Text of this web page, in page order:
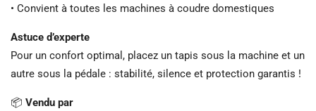
• Convient à toutes les machines à coudre domestiques
Astuce d’experte
Pour un confort optimal, placez un tapis sous la machine et un
autre sous la pédale : stabilité, silence et protection garantis !
📦 Vendu par